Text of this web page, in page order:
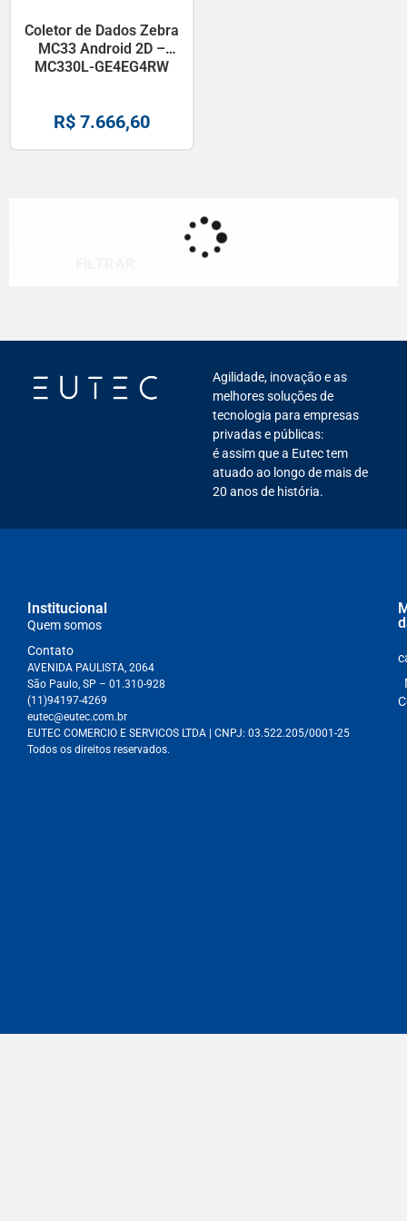
Coletor de Dados Zebra
MC33 Android 2D –
MC330L-GE4EG4RW
R$ 7.666,60
Agilidade, inovação e as
melhores soluções de
tecnologia para empresas
privadas e públicas:
é assim que a Eutec tem
atuado ao longo de mais de
20 anos de história.
Institucional
Quem somos
Contato
AVENIDA PAULISTA, 2064
São Paulo, SP – 01.310-928
(11)94197-4269
eutec@eutec.com.br
EUTEC COMERCIO E SERVICOS LTDA | CNPJ: 03.522.205/0001-25
Todos os direitos reservados.